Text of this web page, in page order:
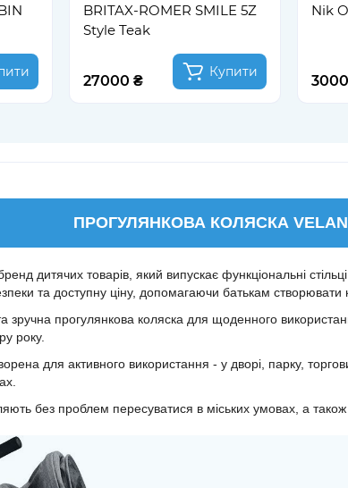
BRITAX-ROMER SMILE 5Z
Style Teak
27000 ₴
Купити
Nik
ПРОГУЛЯНКОВА КОЛЯСКА
дитячих товарів, який випускає функціональні
та доступну ціну, допомагаючи батькам
зручна прогулянкова коляска для щоденного
року.
для активного використання - у дворі, парку,
без проблем пересуватися в міських умовах, а